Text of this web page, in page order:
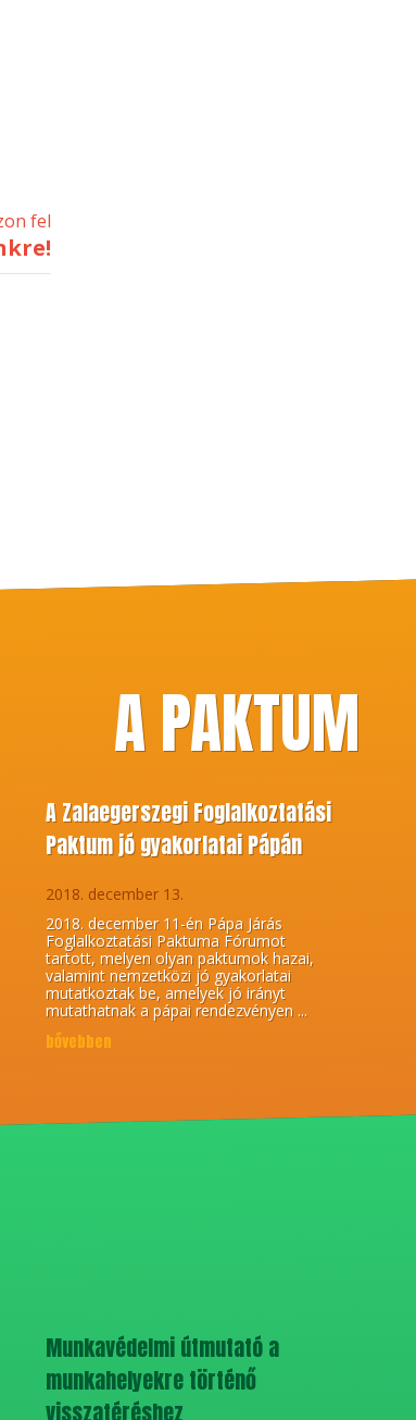
fel
A PAKTUM
A Zalaegerszegi Foglalkoztatási
Paktum jó gyakorlatai Pápán
2018. december 13.
2018. december 11-én Pápa Járás
Foglalkoztatási Paktuma Fórumot
tartott, melyen olyan paktumok hazai,
valamint nemzetközi jó gyakorlatai
mutatkoztak be, amelyek jó irányt
mutathatnak a pápai rendezvényen ...
bővebben
Munkavédelmi útmutató a
munkahelyekre történő
visszatéréshez